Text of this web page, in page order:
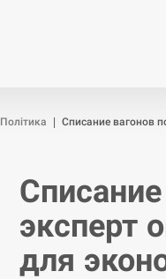
Політика Списание вагонов
эксперт
для